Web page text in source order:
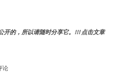
开的，所以请随时分享它。!!! 点击文章
论